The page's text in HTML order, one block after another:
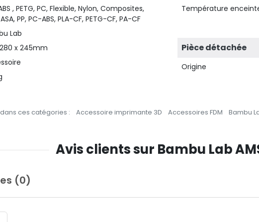
, PETG, PC, Flexible, Nylon, Composites,
ASA, PP, PC-ABS, PLA-CF, PETG-CF, PA-CF
Lab
280 x 245mm
Température
Pièce détachée
Origine
dans ces catégories : Accessoire imprimante 3D Accessoires FDM Bambu
Avis clients sur Bambu Lab
(0)